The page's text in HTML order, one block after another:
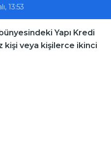
13:53
Yapı Kredi
kişi veya kişilerce ikinci